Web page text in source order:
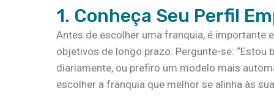
1. Conheça Seu Perfil
Antes de escolher uma franquia, é importante
objetivos de longo prazo. Pergunte-se:
diariamente, ou prefiro um modelo mais
escolher a franquia que melhor se alinha às